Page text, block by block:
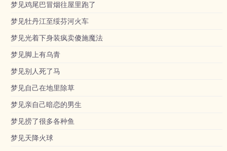
梦见鸡尾巴冒烟往屋里跑了
梦见牡丹江至绥芬河火车
梦见光着下身装疯卖傻施魔法
梦见脚上有乌青
梦见别人死了马
梦见自己在地里除草
梦见亲自己暗恋的男生
梦见捞了很多各种鱼
梦见天降火球